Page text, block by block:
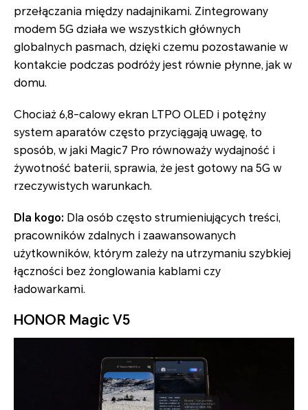
przełączania między nadajnikami. Zintegrowany
modem 5G działa we wszystkich głównych
globalnych pasmach, dzięki czemu pozostawanie w
kontakcie podczas podróży jest równie płynne, jak w
domu.
Chociaż 6,8-calowy ekran LTPO OLED i potężny
system aparatów często przyciągają uwagę, to
sposób, w jaki Magic7 Pro równoważy wydajność i
żywotność baterii, sprawia, że jest gotowy na 5G w
rzeczywistych warunkach.
Dla kogo: Dla osób często strumieniujących treści,
pracowników zdalnych i zaawansowanych
użytkowników, którym zależy na utrzymaniu szybkiej
łączności bez żonglowania kablami czy
ładowarkami.
HONOR Magic V5